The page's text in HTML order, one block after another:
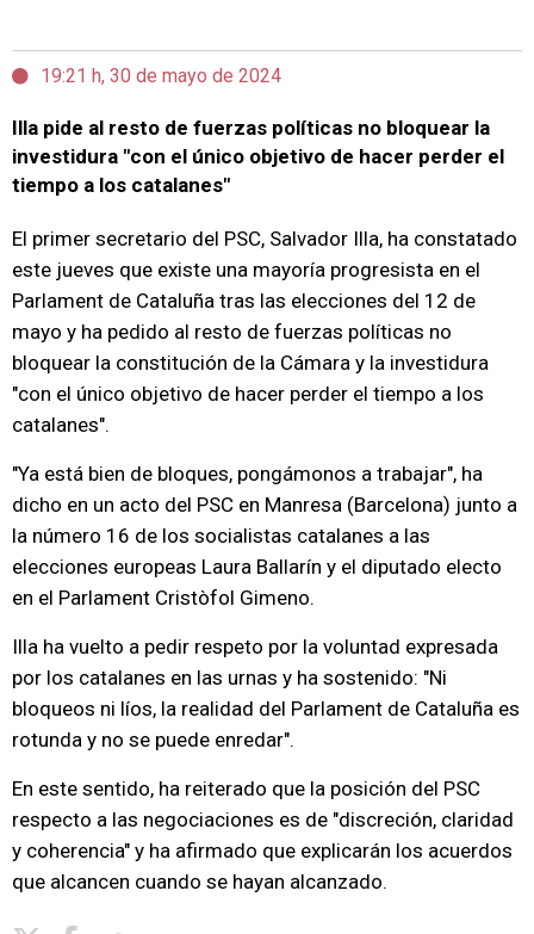
19:21 h, 30 de mayo de 2024
Illa pide al resto de fuerzas políticas no bloquear la
investidura "con el único objetivo de hacer perder el
tiempo a los catalanes"
El primer secretario del PSC, Salvador Illa, ha constatado
este jueves que existe una mayoría progresista en el
Parlament de Cataluña tras las elecciones del 12 de
mayo y ha pedido al resto de fuerzas políticas no
bloquear la constitución de la Cámara y la investidura
"con el único objetivo de hacer perder el tiempo a los
catalanes".
"Ya está bien de bloques, pongámonos a trabajar", ha
dicho en un acto del PSC en Manresa (Barcelona) junto a
la número 16 de los socialistas catalanes a las
elecciones europeas Laura Ballarín y el diputado electo
en el Parlament Cristòfol Gimeno.
Illa ha vuelto a pedir respeto por la voluntad expresada
por los catalanes en las urnas y ha sostenido: "Ni
bloqueos ni líos, la realidad del Parlament de Cataluña es
rotunda y no se puede enredar".
En este sentido, ha reiterado que la posición del PSC
respecto a las negociaciones es de "discreción, claridad
y coherencia" y ha afirmado que explicarán los acuerdos
que alcancen cuando se hayan alcanzado.